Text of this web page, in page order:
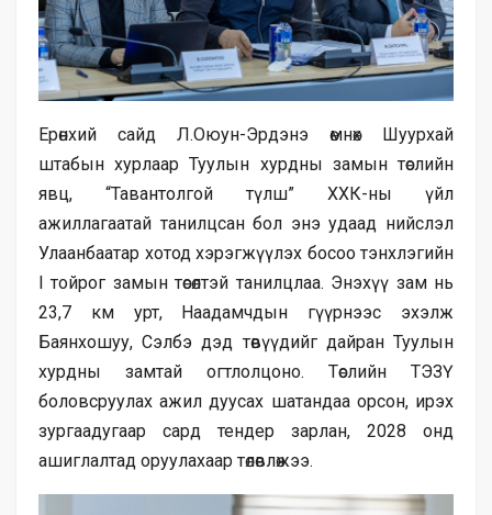
Ерөнхий сайд Л.Оюун-Эрдэнэ өмнөх Шуурхай
штабын хурлаар Туулын хурдны замын төслийн
явц, “Тавантолгой түлш” ХХК-ны үйл
ажиллагаатай танилцсан бол энэ удаад нийслэл
Улаанбаатар хотод хэрэгжүүлэх босоо тэнхлэгийн
I тойрог замын төсөлтэй танилцлаа. Энэхүү зам нь
23,7 км урт, Наадамчдын гүүрнээс эхэлж
Баянхошуу, Сэлбэ дэд төвүүдийг дайран Туулын
хурдны замтай огтлолцоно. Төслийн ТЭЗҮ
боловсруулах ажил дуусах шатандаа орсон, ирэх
зургаадугаар сард тендер зарлан, 2028 онд
ашиглалтад оруулахаар төлөвлөжээ.